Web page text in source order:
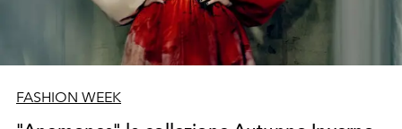
FASHION WEEK